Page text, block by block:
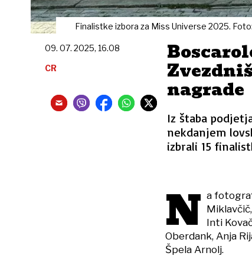
Finalistke izbora za Miss Universe 2025.
nagrade
Iz štaba
nekdanjem
izbrali 15
09. 07. 2025, 16.08
CR
N a
Inti
Oberdank, Anja
Špela Arnolj.